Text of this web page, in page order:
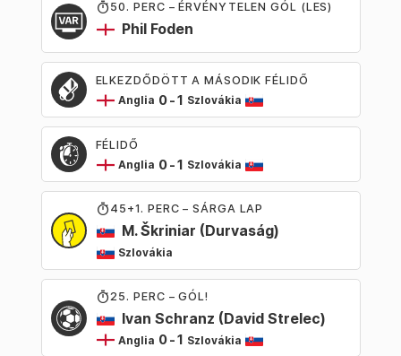
50. PERC – ÉRVÉNYTELEN GÓL (LES)
Phil Foden
ELKEZDŐDÖTT A MÁSODIK FÉLIDŐ
Anglia 0 -1 Szlovákia
FÉLIDŐ
Anglia 0 -1 Szlovákia
45 +1. PERC – SÁRGA LAP
M. Škriniar (Durvaság)
Szlovákia
25. PERC – GÓL!
Ivan Schranz (David Strelec)
Anglia 0 -1 Szlovákia